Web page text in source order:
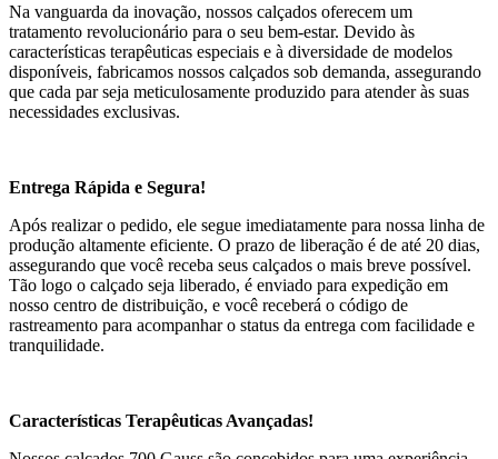
Na vanguarda da inovação, nossos calçados oferecem um
tratamento revolucionário para o seu bem-estar. Devido às
características terapêuticas especiais e à diversidade de modelos
disponíveis, fabricamos nossos calçados sob demanda, assegurando
que cada par seja meticulosamente produzido para atender às suas
necessidades exclusivas.
Entrega Rápida e Segura!
Após realizar o pedido, ele segue imediatamente para nossa linha de
produção altamente eficiente. O prazo de liberação é de até 20 dias,
assegurando que você receba seus calçados o mais breve possível.
Tão logo o calçado seja liberado, é enviado para expedição em
nosso centro de distribuição, e você receberá o código de
rastreamento para acompanhar o status da entrega com facilidade e
tranquilidade.
Características Terapêuticas Avançadas!